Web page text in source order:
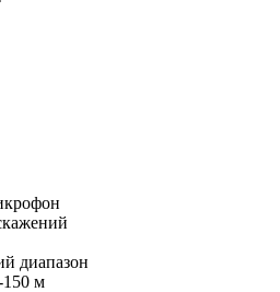
диапазон
150 м